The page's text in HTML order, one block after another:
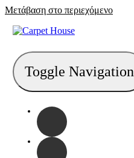
Μετάβαση στο περιεχόμενο
Toggle Navigation